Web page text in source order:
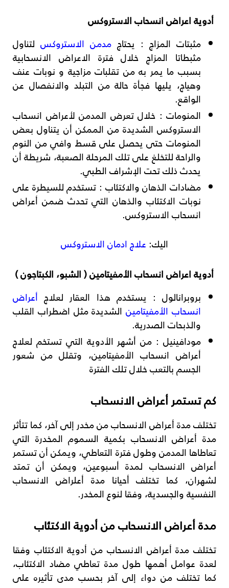
أدوية اعراض انسحاب الاستروكس
مثبتات المزاج : يحتاج مدمن الاستروكس لتناول
مثبطاتا المزاج خلال فترة الاعراض الانسحابية
بسبب ما يمر به من تقلبات مزاجية و نوبات عنف
وهياج، يليها فجأة حالة من التبلد والانفصال عن
الواقع.
المنومات : خلال تعرض المدمن لأعراض انسحاب
الاستروكس الشديدة من الممكن أن يتناول بعض
المنومات حتى يحصل على قسط وافي من النوم
والراحة للتخلغ على تلك المرحلة الصعبة، شريطة أن
يحدث ذلك تحت الإشراف الطبي.
مضادات الذهان والاكتئاب : تستخدم للسيطرة على
نوبات الاكتئاب والذهان التي تحدث ضمن أعراض
انسحاب الاستروكس.
اليك: علاج ادمان الاستروكس
أدوية اعراض انسحاب الأمفيتامين ( الشبو، الكبتاجون )
بروبرانالول : يستخدم هذا العقار لعلاج أعراض
انسحاب الأمفيتامينالشديدة مثل اضطراب القلب
والذبحات الصدرية.
مودافينيل : من أشهر الأدوية التي تستخم لعلاج
أعراض انسحاب الأمفيتامين، وتقلل من شعور
الجسم بالتعب خلال تلك الفترة
كم تستمر أعراض الانسحاب
تختلف مدة أعراض الانسحاب من مخدر إلى آخر، كما تتأثر
مدة أعراض الانسحاب بكمية السموم المخدرة التي
تعاطاها المدمن وطول فترة التعاطي، ويمكن أن تستمر
أعراض الانسحاب لمدة أسبوعين، ويمكن أن تمتد
لشهران، كما تختلف أحيانا مدة أعلراض الانسحاب
النفسية والجسدية، وفقا لنوع المخدر.
مدة أعراض الانسحاب من أدوية الاكتئاب
تختلف مدة أعراض الانسحاب من أدوية الاكتئاب وفقا
لعدة عوامل أهمها طول مدة تعاطي مضاد الاكتئاب،
كما تختلف من دواء إلى آخر بحسب مدى تأثيره على